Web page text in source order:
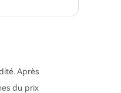
Après
du prix